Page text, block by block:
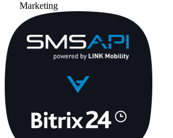
Marketing